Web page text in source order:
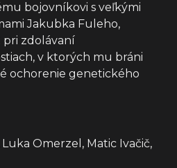
bojovníkovi s veľkými
Jakubka Fuleho,
zdolávaní
v ktorých mu bráni
ochorenie genetického
Omerzel, Matic Ivačič,